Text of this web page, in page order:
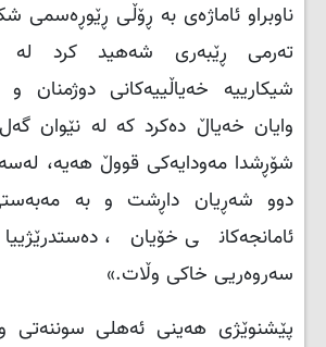
ناوبراو ئاماژەی بە ڕۆڵی ڕێوڕەسمی
تەرمی ڕێبەری شەهید کرد لە
شیکارییە خەیاڵییەکانی دوژمنان
وایان خەیاڵ دەکرد کە لە نێوان
شۆڕشدا مەودایەکی قووڵ هەیە،
دوو شەڕیان داڕشت و بە
ئامانجەکانی خۆیان،
سەروەریی خاکی وڵات.»
پێشنوێژی هەینی ئەهلی سوننەتی